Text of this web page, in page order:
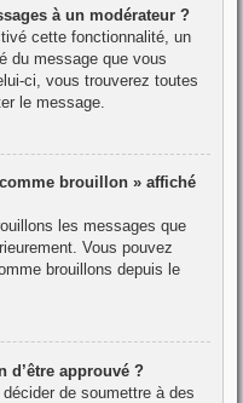
à un modérateur ?
cette fonctionnalité, un
du message que vous
ci, vous trouverez toutes
le message.
brouillon » affiché
les messages que
Vous pouvez
brouillons depuis le
d’être approuvé ?
de soumettre à des